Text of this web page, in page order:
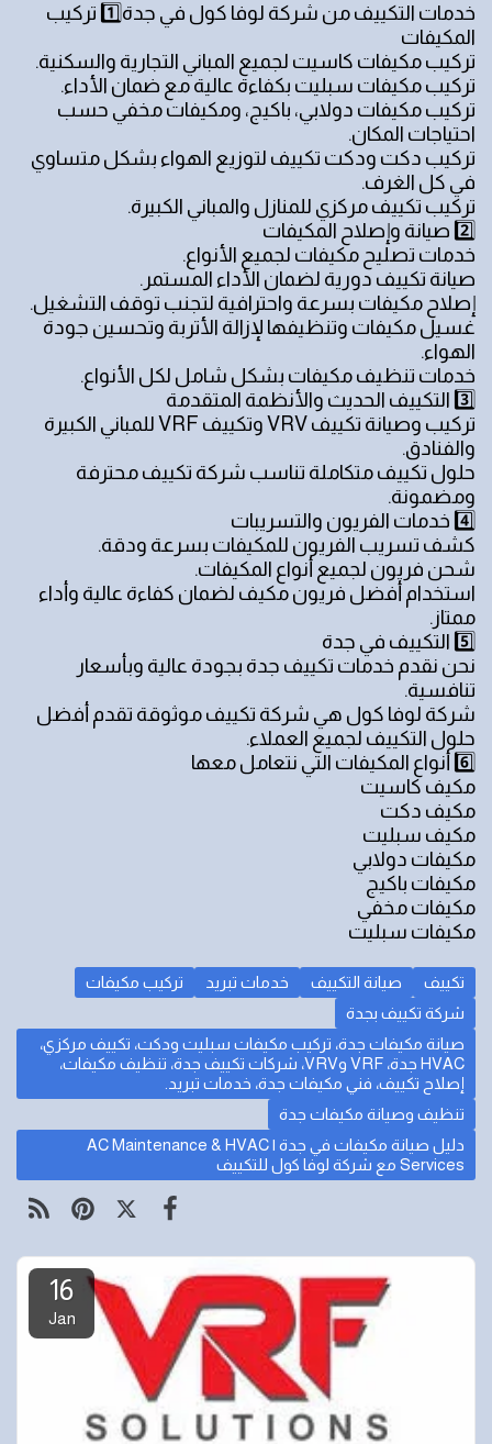
خدمات التكييف من شركة لوفا كول في جدة1️⃣ تركيب
المكيفات
تركيب مكيفات كاسيت لجميع المباني التجارية والسكنية.
تركيب مكيفات سبليت بكفاءة عالية مع ضمان الأداء.
تركيب مكيفات دولابي، باكيج، ومكيفات مخفي حسب
احتياجات المكان.
تركيب دكت ودكت تكييف لتوزيع الهواء بشكل متساوي
في كل الغرف.
تركيب تكييف مركزي للمنازل والمباني الكبيرة.
2️⃣ صيانة وإصلاح المكيفات
خدمات تصليح مكيفات لجميع الأنواع.
صيانة تكييف دورية لضمان الأداء المستمر.
إصلاح مكيفات بسرعة واحترافية لتجنب توقف التشغيل.
غسيل مكيفات وتنظيفها لإزالة الأتربة وتحسين جودة
الهواء.
خدمات تنظيف مكيفات بشكل شامل لكل الأنواع.
3️⃣ التكييف الحديث والأنظمة المتقدمة
تركيب وصيانة تكييف VRV وتكييف VRF للمباني الكبيرة
والفنادق.
حلول تكييف متكاملة تناسب شركة تكييف محترفة
ومضمونة.
4️⃣ خدمات الفريون والتسريبات
كشف تسريب الفريون للمكيفات بسرعة ودقة.
شحن فريون لجميع أنواع المكيفات.
استخدام أفضل فريون مكيف لضمان كفاءة عالية وأداء
ممتاز.
5️⃣ التكييف في جدة
نحن نقدم خدمات تكييف جدة بجودة عالية وبأسعار
تنافسية.
شركة لوفا كول هي شركة تكييف موثوقة تقدم أفضل
حلول التكييف لجميع العملاء.
6️⃣ أنواع المكيفات التي نتعامل معها
مكيف كاسيت
مكيف دكت
مكيف سبليت
مكيفات دولابي
مكيفات باكيج
مكيفات مخفي
مكيفات سبليت
تكييف صيانة التكييف خدمات تبريد
تركيب مكيفات
شركة تكييف بجدة
صيانة مكيفات جدة، تركيب مكيفات سبليت ودكت، تكييف مركزي،
HVAC جدة، VRF وVRV، شركات تكييف جدة، تنظيف مكيفات،
إصلاح تكييف، فني مكيفات جدة، خدمات تبريد.
تنظيف وصيانة مكيفات جدة
دليل صيانة مكيفات في جدة | AC Maintenance & HVAC
Services مع شركة لوفا كول للتكييف
16
Jan